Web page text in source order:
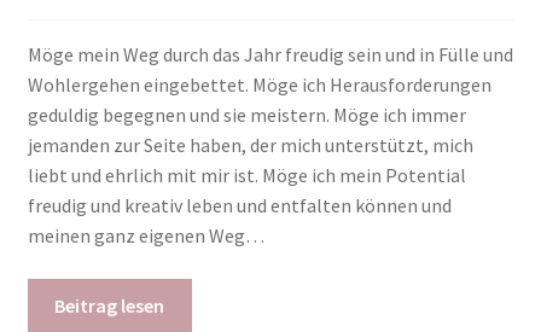
Möge mein Weg durch das Jahr freudig sein und in Fülle und
Wohlergehen eingebettet. Möge ich Herausforderungen
geduldig begegnen und sie meistern. Möge ich immer
jemanden zur Seite haben, der mich unterstützt, mich
liebt und ehrlich mit mir ist. Möge ich mein Potential
freudig und kreativ leben und entfalten können und
meinen ganz eigenen Weg…
Beitrag lesen